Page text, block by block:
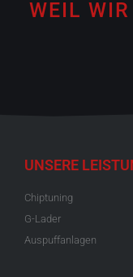
WEIL
UNSERE
Chiptuning
G-Lader
Auspuffanlagen